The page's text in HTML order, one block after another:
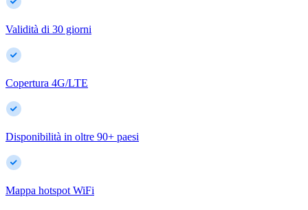
Validità di 30 giorni
Copertura 4G/LTE
Disponibilità in oltre 90+ paesi
Mappa hotspot WiFi